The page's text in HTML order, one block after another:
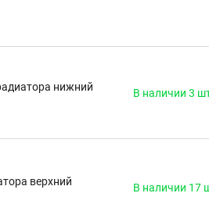
нижний
В наличии 3
верхний
В наличии 17